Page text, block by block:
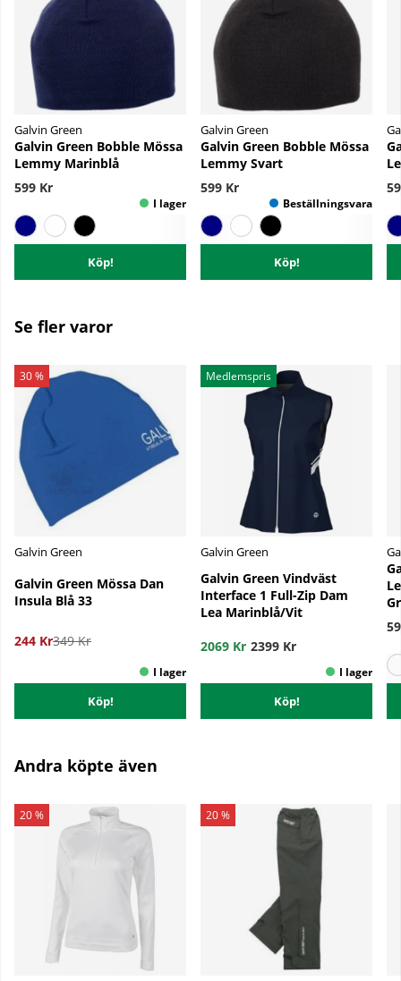
Galvin Green
Galvin Green Bobble Mössa
Lemmy Marinblå
599 Kr
Köp!
Galvin Green
Galvin Green Bobble Mössa
Lemmy Svart
599 Kr
Köp!
Se fler varor
30 %
Galvin Green
Galvin Green Mössa Dan
Insula Blå 33
244 Kr349 Kr
Köp!
Medlemspris
Galvin Green
Galvin Green Vindväst
Interface 1 Full-Zip Dam
Lea Marinblå/Vit
2069 Kr 2399 Kr
Köp!
Andra köpte även
20 % 20 %